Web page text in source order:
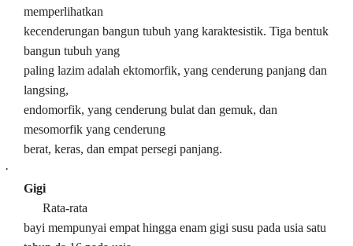
memperlihatkan
kecenderungan bangun tubuh yang karaktesistik. Tiga bentuk
bangun tubuh yang
paling lazim adalah ektomorfik, yang cenderung panjang dan
langsing,
endomorfik, yang cenderung bulat dan gemuk, dan
mesomorfik yang cenderung
berat, keras, dan empat persegi panjang.
·
Gigi
Rata-rata
bayi mempunyai empat hingga enam gigi susu pada usia satu